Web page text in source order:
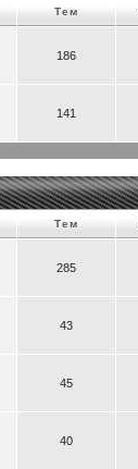
Тем
186
141
Тем
285
43
45
40